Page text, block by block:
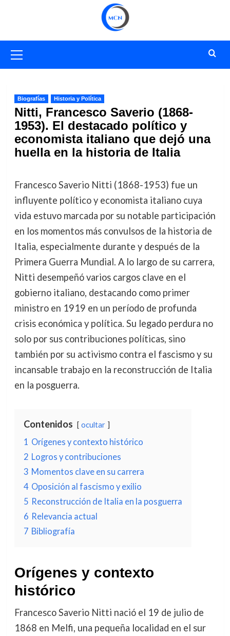
primario
Biografías Historia y Política
Nitti, Francesco Saverio (1868-
1953). El destacado político y
economista italiano que dejó una
huella en la historia de Italia
Francesco Saverio Nitti (1868-1953) fue un
influyente político y economista italiano cuya
vida estuvo marcada por su notable participación
en los momentos más convulsos de la historia de
Italia, especialmente durante y después de la
Primera Guerra Mundial. A lo largo de su carrera,
Nitti desempeñó varios cargos clave en el
gobierno italiano, destacando como primer
ministro en 1919 en un período de profunda
crisis económica y política. Su legado perdura no
solo por sus contribuciones políticas, sino
también por su activismo contra el fascismo y su
incansable trabajo en la reconstrucción de Italia
en la posguerra.
Contenidos ocultar
1 Orígenes y contexto histórico
2 Logros y contribuciones
3 Momentos clave en su carrera
4 Oposición al fascismo y exilio
5 Reconstrucción de Italia en la posguerra
6 Relevancia actual
7 Bibliografía
Orígenes y contexto
histórico
Francesco Saverio Nitti nació el 19 de julio de
1868 en Melfi, una pequeña localidad en el sur